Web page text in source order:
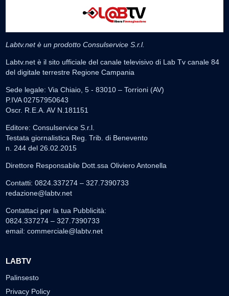
Labtv.net è un prodotto Consulservice S.r.l.
Labtv.net è il sito ufficiale del canale televisivo di Lab Tv canale 84
del digitale terrestre Regione Campania
Sede legale: Via Chiaio, 5 - 83010 – Torrioni (AV)
P.IVA 02757950643
Oscr. R.E.A. AV N.181151
Editore: Consulservice S.r.l.
Testata giornalistica Reg. Trib. di Benevento
n. 244 del 26.02.2015
Direttore Responsabile Dott.ssa Oliviero Antonella
Contatti: 0824.337274 – 327.7390733
redazione@labtv.net
Contattaci per la tua Pubblicità:
0824.337274 – 327.7390733
email: commerciale@labtv.net
LABTV
Palinsesto
Privacy Policy